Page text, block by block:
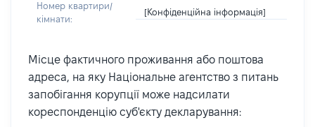
Номер квартири/
кімнати:
[Конфіденційна інформація]
Місце фактичного проживання або поштова
адреса, на яку Національне агентство з питань
запобігання корупції може надсилати
кореспонденцію суб'єкту декларування: